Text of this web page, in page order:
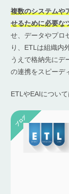
複数のシステムや
せるために必要な
せ、データやプロ
り、ETLは組織内
うえで格納先にデ
の連携をスピーデ
ETLやEAIについ